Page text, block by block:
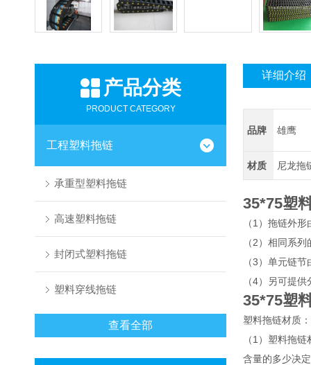
产品分类
PRODUCT CATEGORY
工程塑料拖链
承重型塑料拖链
高速塑料拖链
封闭式塑料拖链
塑料穿线拖链
查看全部
详细介绍
品牌 雄鹰
材质 尼龙拖
35*75塑
（1）拖链外
（2）相同系
（3）单元链
（4）另可提
35*75塑
塑料拖链材质：
（1）塑料拖
含量的多少决